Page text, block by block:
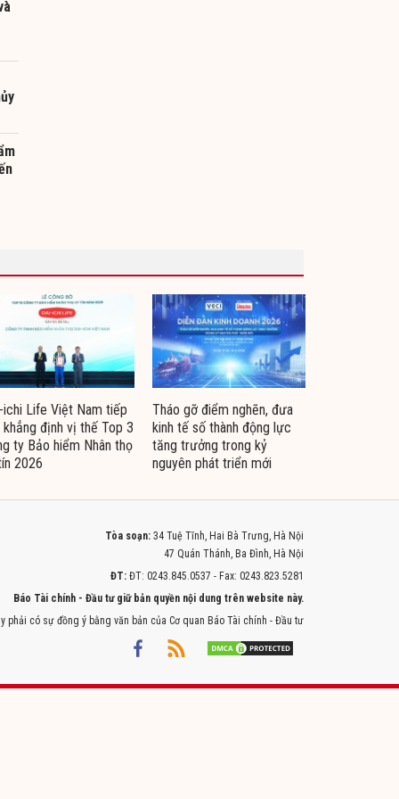
ichi Life Việt Nam tiếp
định vị thế Top 3
ty Bảo hiểm Nhân thọ
2026
Tháo gỡ điểm nghẽn, đưa
kinh tế số thành động lực
tăng trưởng trong kỷ
nguyên phát triển mới
Tòa soạn: 34 Tuệ Tĩnh, Hai Bà Trưng, Hà Nội
47 Quán Thánh, Ba Đình, Hà Nội
ĐT: ĐT: 0243.845.0537 - Fax: 0243.823.5281
Báo Tài chính - Đầu tư giữ bản quyền nội dung trên website này.
có sự đồng ý bằng văn bản của Cơ quan Báo Tài chính - Đầu tư